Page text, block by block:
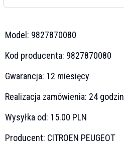
Model: 9827870080
Kod producenta: 9827870080
Gwarancja: 12 miesięcy
Realizacja zamówienia: 24 godzin
Wysyłka od: 15.00 PLN
Producent: CITROEN PEUGEOT